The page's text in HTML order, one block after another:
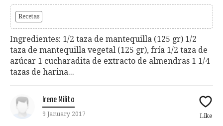
Recetas
Ingredientes: 1/2 taza de mantequilla (125 gr) 1/2
taza de mantequilla vegetal (125 gr), fría 1/2 taza de
azúcar 1 cucharadita de extracto de almendras 1 1/4
tazas de harina...
Irene Milito
9 January 2017 Like